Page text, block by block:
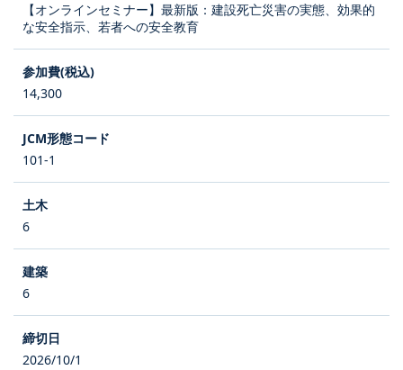
【オンラインセミナー】最新版：建設死亡災害の実態、効果的
な安全指示、若者への安全教育
14,300
101-1
6
6
2026/10/1